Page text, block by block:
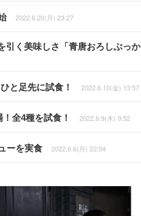
2022.6.20(月) 23:27
引く美味しさ「青唐おろしぶっか
と足先に試食！ 2022.6.10(金) 13:57
全4種を試食！ 2022.6.9(木) 9:52
ーを実食 2022.6.6(月) 22:04